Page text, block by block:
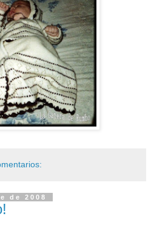
de 2008